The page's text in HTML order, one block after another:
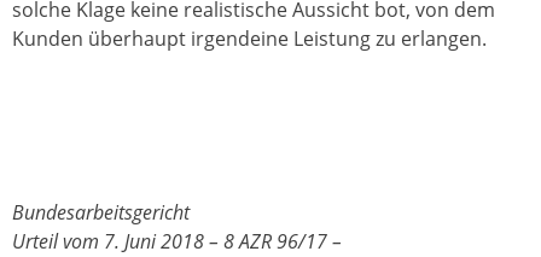
solche Klage keine realistische Aussicht bot, von dem
Kunden überhaupt irgendeine Leistung zu erlangen.
Bundesarbeitsgericht
Urteil vom 7. Juni 2018 – 8 AZR 96/17 –